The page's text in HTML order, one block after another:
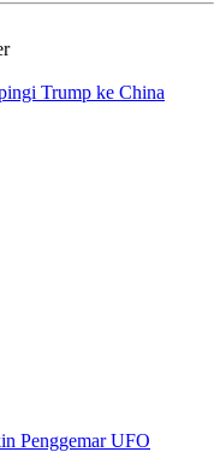
Trump ke China
Penggemar UFO